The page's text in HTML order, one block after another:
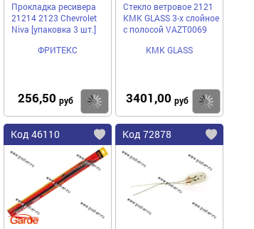
Прокладка ресивера
21214 2123 Chevrolet
Niva [упаковка 3 шт.]
ФРИТЕКС
256,50 руб Купить
Стекло ветровое 2121
КМК GLASS 3-х слойное
с полосой VAZT0069
КМК GLASS
3401,00 руб
Код 46110 Код 72878